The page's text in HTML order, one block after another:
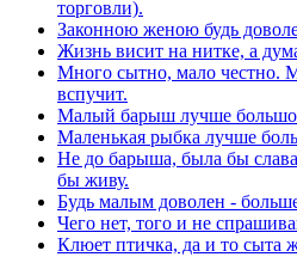
торговли).
Законною женою будь
Жизнь висит на нитке, а
Много сытно, мало честно.
вспучит.
Малый барыш лучше
Маленькая рыбка лучше
Не до барыша, была бы
бы живу.
Будь малым доволен -
Чего нет, того и не
Клюет птичка, да и то сыта